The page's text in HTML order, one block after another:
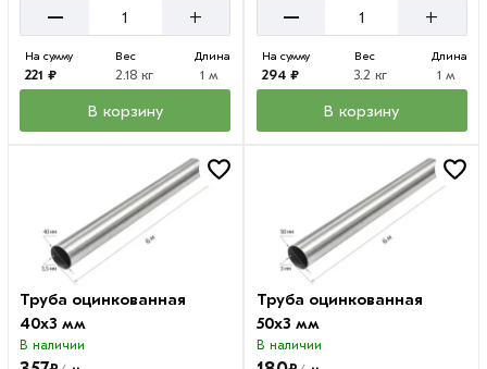
– +
На сумму
221 ₽
Вес
2.18 кг
Длина
1 м
В корзину
– +
На сумму
294 ₽
Вес
3.2 кг
Длина
1 м
В корзину
Труба оцинкованная
40х3 мм
В наличии
Труба оцинкованная
50х3 мм
В наличии